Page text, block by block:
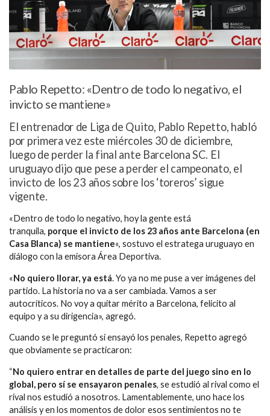
Pablo Repetto: «Dentro de todo lo negativo, el
invicto se mantiene»
El entrenador de Liga de Quito, Pablo Repetto, habló
por primera vez este miércoles 30 de diciembre,
luego de perder la final ante Barcelona SC. El
uruguayo dijo que pese a perder el campeonato, el
invicto de los 23 años sobre los ‘toreros’ sigue
vigente.
«Dentro de todo lo negativo, hoy la gente está
tranquila, porque el invicto de los 23 años ante Barcelona (en
Casa Blanca) se mantiene«, sostuvo el estratega uruguayo en
diálogo con la emisora Área Deportiva.
«No quiero llorar, ya está. Yo ya no me puse a ver imágenes del
partido. La historia no va a ser cambiada. Vamos a ser
autocríticos. No voy a quitar mérito a Barcelona, felicito al
equipo y a su dirigencia», agregó.
Cuando se le preguntó si ensayó los penales, Repetto agregó
que obviamente se practicaron:
“No quiero entrar en detalles de parte del juego sino en lo
global, pero sí se ensayaron penales, se estudió al rival como el
rival nos estudió a nosotros. Lamentablemente, uno hace los
análisis y en los momentos de dolor esos sentimientos no te